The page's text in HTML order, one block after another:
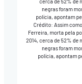
cerca de 52% de
negras foram
polícia, apontam
Crédito: Assim
Ferreira, morta pela
2014, cerca de 52% de
negras foram
polícia, apontam